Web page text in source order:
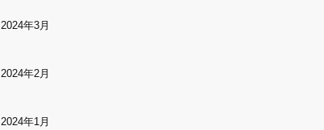
2024年3月
2024年2月
2024年1月